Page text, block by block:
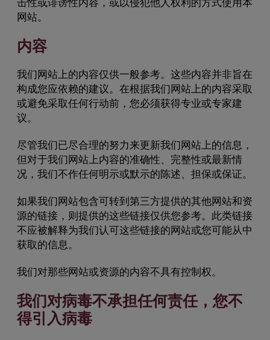
击性或诽谤性内容，或以侵犯他人权利的方式使用本
网站。
内容
我们网站上的内容仅供一般参考。这些内容并非旨在
构成您应依赖的建议。在根据我们网站上的内容采取
或避免采取任何行动前，您必须获得专业或专家建
议。
尽管我们已尽合理的努力来更新我们网站上的信息，
但对于我们网站上内容的准确性、完整性或最新情
况，我们不作任何明示或默示的陈述、担保或保证。
如果我们网站包含可转到第三方提供的其他网站和资
源的链接，则提供的这些链接仅供您参考。此类链接
不应被解释为我们认可这些链接的网站或您可能从中
获取的信息。
我们对那些网站或资源的内容不具有控制权。
我们对病毒不承担任何责任，您不
得引入病毒